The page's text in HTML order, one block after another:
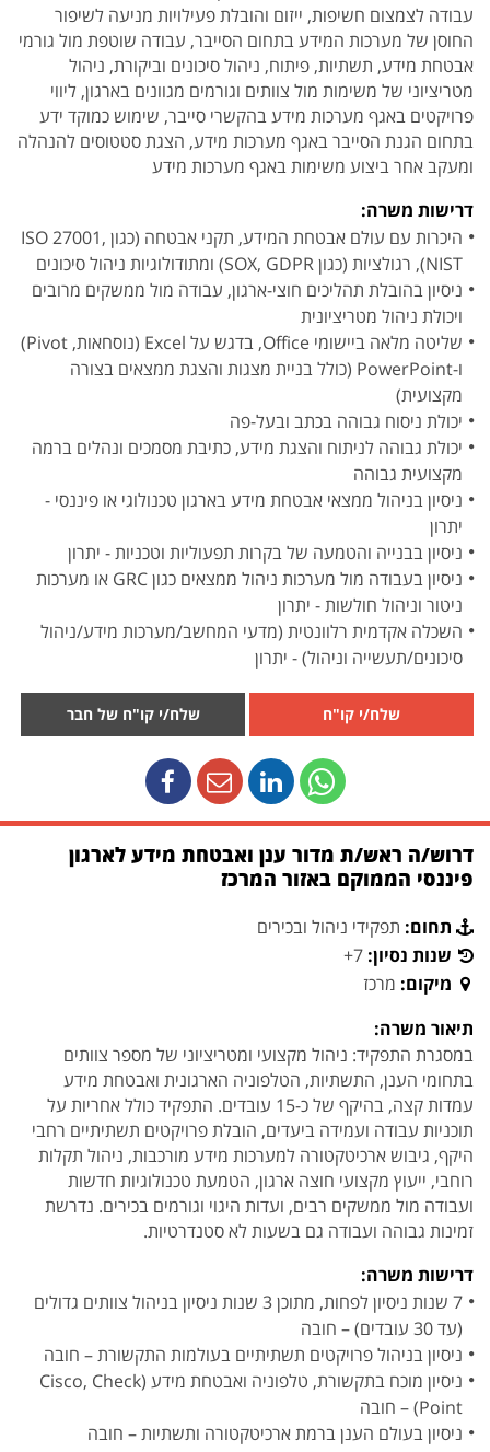
עבודה לצמצום חשיפות, ייזום והובלת פעילויות מניעה לשיפור
החוסן של מערכות המידע בתחום הסייבר, עבודה שוטפת מול גורמי
אבטחת מידע, תשתיות, פיתוח, ניהול סיכונים וביקורת, ניהול
מטריציוני של משימות מול צוותים וגורמים מגוונים בארגון, ליווי
פרויקטים באגף מערכות מידע בהקשרי סייבר, שימוש כמוקד ידע
בתחום הגנת הסייבר באגף מערכות מידע, הצגת סטטוסים להנהלה
ומעקב אחר ביצוע משימות באגף מערכות מידע
דרישות משרה:
היכרות עם עולם אבטחת המידע, תקני אבטחה (כגון ISO 27001,
NIST), רגולציות (כגון SOX, GDPR) ומתודולוגיות ניהול סיכונים
ניסיון בהובלת תהליכים חוצי-ארגון, עבודה מול ממשקים מרובים
ויכולת ניהול מטריציונית
שליטה מלאה ביישומי Office, בדגש על Excel (נוסחאות, Pivot)
ו-PowerPoint (כולל בניית מצגות והצגת ממצאים בצורה
מקצועית)
יכולת ניסוח גבוהה בכתב ובעל-פה
יכולת גבוהה לניתוח והצגת מידע, כתיבת מסמכים ונהלים ברמה
מקצועית גבוהה
ניסיון בניהול ממצאי אבטחת מידע בארגון טכנולוגי או פיננסי -
יתרון
ניסיון בבנייה והטמעה של בקרות תפעוליות וטכניות - יתרון
ניסיון בעבודה מול מערכות ניהול ממצאים כגון GRC או מערכות
ניטור וניהול חולשות - יתרון
השכלה אקדמית רלוונטית (מדעי המחשב/מערכות מידע/ניהול
סיכונים/תעשייה וניהול) - יתרון
שלח/י קו"ח שלח/י קו"ח של חבר
דרוש/ה ראש/ת מדור ענן ואבטחת מידע לארגון
פיננסי הממוקם באזור המרכז
תחום: תפקידי ניהול ובכירים
שנות נסיון: 7+
מיקום: מרכז
תיאור משרה:
במסגרת התפקיד: ניהול מקצועי ומטריציוני של מספר צוותים
בתחומי הענן, התשתיות, הטלפוניה הארגונית ואבטחת מידע
עמדות קצה, בהיקף של כ-15 עובדים. התפקיד כולל אחריות על
תוכניות עבודה ועמידה ביעדים, הובלת פרויקטים תשתיתיים רחבי
היקף, גיבוש ארכיטקטורה למערכות מידע מורכבות, ניהול תקלות
רוחבי, ייעוץ מקצועי חוצה ארגון, הטמעת טכנולוגיות חדשות
ועבודה מול ממשקים רבים, ועדות היגוי וגורמים בכירים. נדרשת
זמינות גבוהה ועבודה גם בשעות לא סטנדרטיות.
דרישות משרה:
7 שנות ניסיון לפחות, מתוכן 3 שנות ניסיון בניהול צוותים גדולים
(עד 30 עובדים) – חובה
ניסיון בניהול פרויקטים תשתיתיים בעולמות התקשורת – חובה
ניסיון מוכח בתקשורת, טלפוניה ואבטחת מידע (Cisco, Check
Point) – חובה
ניסיון בעולם הענן ברמת ארכיטקטורה ותשתיות – חובה